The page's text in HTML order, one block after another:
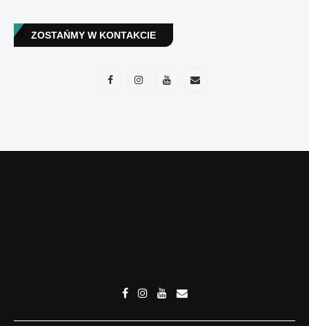
ZOSTAŃMY W KONTAKCIE